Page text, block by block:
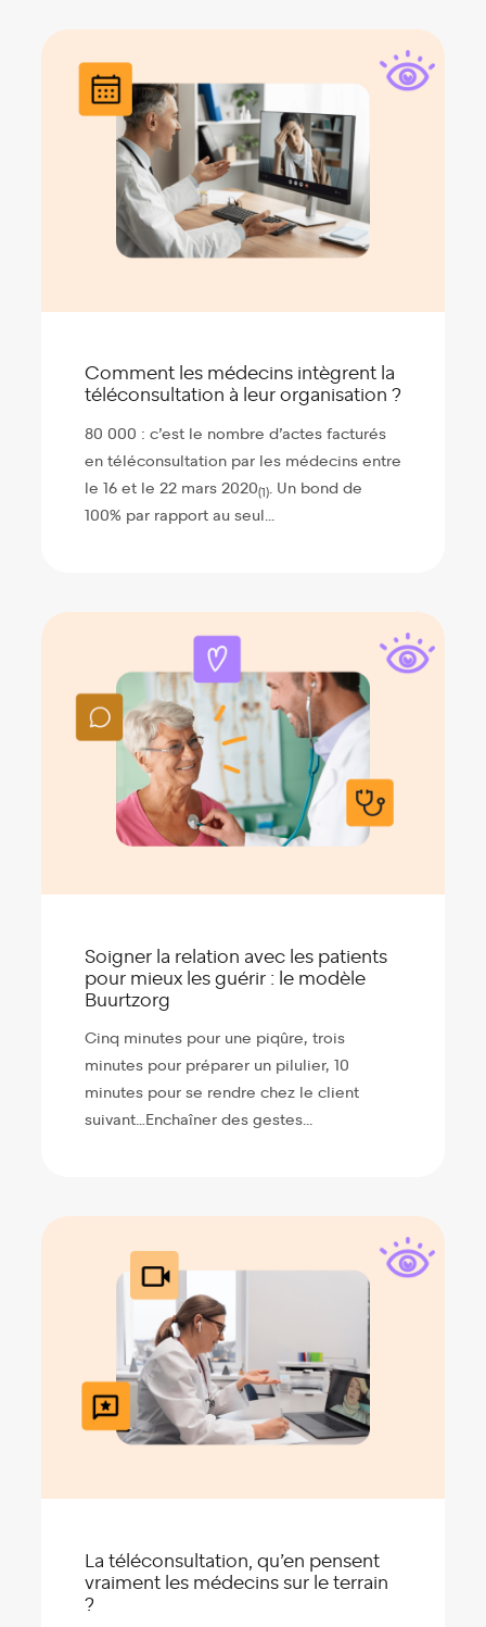
Comment les médecins intègrent la
téléconsultation à leur organisation ?
80 000 : c’est le nombre d’actes facturés
en téléconsultation par les médecins entre
le 16 et le 22 mars 2020(1). Un bond de
100% par rapport au seul...
Soigner la relation avec les patients
pour mieux les guérir : le modèle
Buurtzorg
Cinq minutes pour une piqûre, trois
minutes pour préparer un pilulier, 10
minutes pour se rendre chez le client
suivant…Enchaîner des gestes...
La téléconsultation, qu’en pensent
vraiment les médecins sur le terrain
?